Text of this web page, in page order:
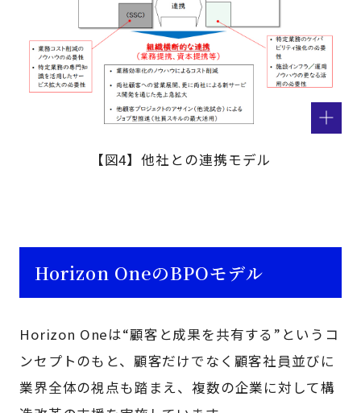
【図4】他社との連携モデル
Horizon OneのBPOモデル
Horizon Oneは“顧客と成果を共有する”というコ
ンセプトのもと、顧客だけでなく顧客社員並びに
業界全体の視点も踏まえ、複数の企業に対して構